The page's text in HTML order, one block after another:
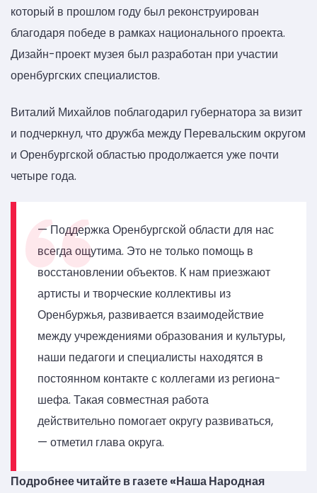
который в прошлом году был реконструирован
благодаря победе в рамках национального проекта.
Дизайн-проект музея был разработан при участии
оренбургских специалистов.
Виталий Михайлов поблагодарил губернатора за визит
и подчеркнул, что дружба между Перевальским округом
и Оренбургской областью продолжается уже почти
четыре года.
— Поддержка Оренбургской области для нас
всегда ощутима. Это не только помощь в
восстановлении объектов. К нам приезжают
артисты и творческие коллективы из
Оренбуржья, развивается взаимодействие
между учреждениями образования и культуры,
наши педагоги и специалисты находятся в
постоянном контакте с коллегами из региона-
шефа. Такая совместная работа
действительно помогает округу развиваться,
— отметил глава округа.
Подробнее читайте в газете «Наша Народная